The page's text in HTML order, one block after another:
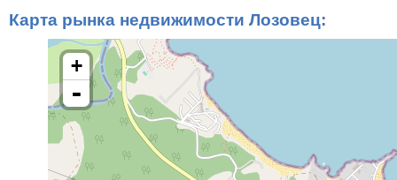
Карта рынка недвижимости Лозовец:
+
-